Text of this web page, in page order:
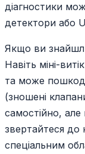
діагностики
детектори або
Якщо ви
Навіть міні-
та може
(зношені
самостійно,
звертайтеся до
спеціальним